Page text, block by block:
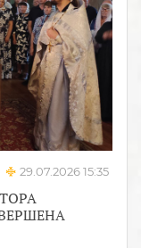
29.07.2026 15:35